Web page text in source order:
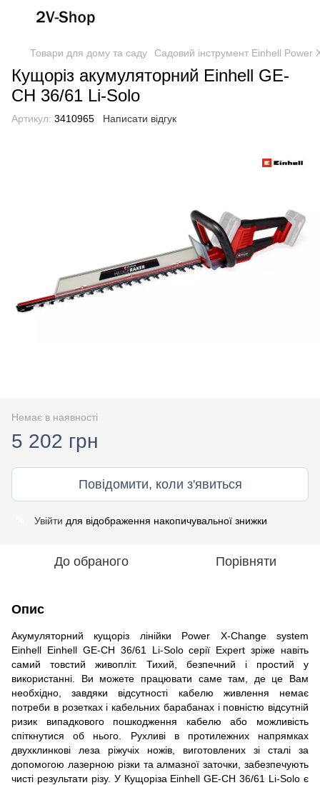
Товари для дому та саду Садовий інструмент Einhell Power
Кущоріз акумуляторний Einhell GE-
CH 36/61 Li-Solo
Артикул: 3410965 Написати відгук
Немає в наявності
5 202 грн
Повідомити, коли з'явиться
Увійти для відображення накопичувальної знижки
До обраного Порівняти
Опис
Акумуляторний кущоріз лінійки Power X-Change system
Einhell Einhell GE-CH 36/61 Li-Solo серії Expert зріже навіть
самий товстий живопліт. Тихий, безпечний і простий у
використанні. Ви можете працювати саме там, де це Вам
необхідно, завдяки відсутності кабелю живлення немає
потреби в розетках і кабельних барабанах і повністю відсутній
ризик випадкового пошкодження кабелю або можливість
спіткнутися об нього. Рухливі в протилежних напрямках
двухклинкові леза ріжучіх ножів, виготовлених зі сталі за
допомогою лазерною різки та алмазної заточки, забезпечують
чисті результати різу. У Кущоріза Einhell GE-CH 36/61 Li-Solo є